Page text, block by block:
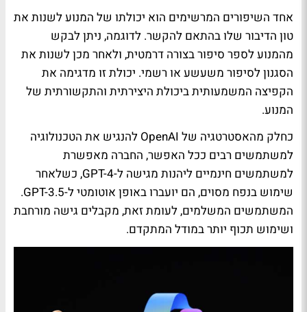
אחד השיפורים המרשימים הוא יכולתו של המנוע לשנות את
טון הדיבור שלו בהתאם להקשר. לדוגמה, ניתן לבקש
מהמנוע לספר סיפור בצורה דרמטית, ולאחר מכן לשנות את
הסגנון לסיפור משעשע או רשמי. יכולת זו מדגימה את
הקפיצה המשמעותית ביכולת היצירתית והתקשורתית של
המנוע.
כחלק מהאסטרטגיה של OpenAI להנגיש את הטכנולוגיה
למשתמשים רבים ככל האפשר, החברה מאפשרת
למשתמשים חינמיים ליהנות מגישה ל-GPT-4, כשלאחר
שימוש בנפח מסוים, הם יועברו באופן אוטומטי ל-GPT-3.5.
המשתמשים המשלמים, לעומת זאת, מקבלים גישה מורחבת
ושימוש תכוף יותר במודל המתקדם.